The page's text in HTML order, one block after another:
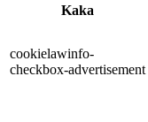
Kaka
cookielawinfo-
checkbox-advertisement